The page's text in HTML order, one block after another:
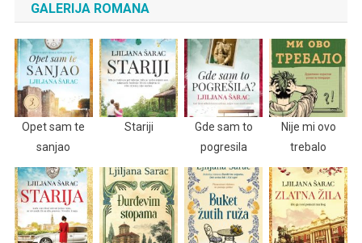
GALERIJA ROMANA
Opet sam te
sanjao
Stariji
Gde sam to
pogresila
Nije mi ovo
trebalo